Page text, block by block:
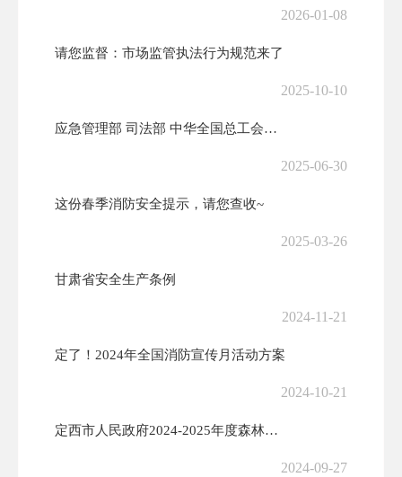
2026-01-08
请您监督：市场监管执法行为规范来了
2025-10-10
应急管理部 司法部 中华全国总工会全国普法办关于开展第六届应急管理普...
2025-06-30
这份春季消防安全提示，请您查收~
2025-03-26
甘肃省安全生产条例
2024-11-21
定了！2024年全国消防宣传月活动方案
2024-10-21
定西市人民政府2024-2025年度森林草原防火命令
2024-09-27